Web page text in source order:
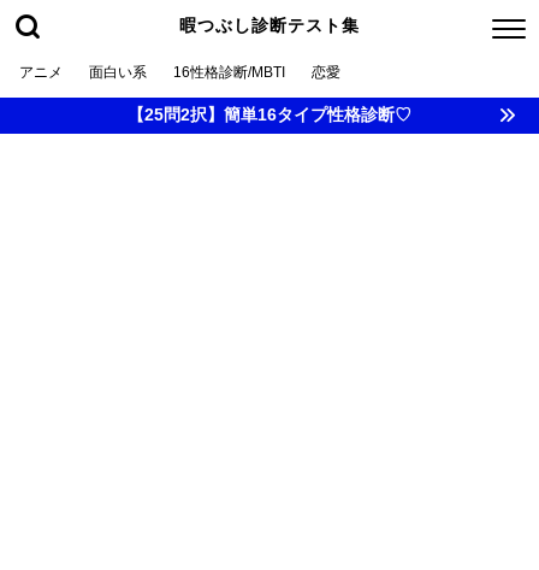
暇つぶし診断テスト集
アニメ 面白い系 16性格診断/MBTI 恋愛
【25問2択】簡単16タイプ性格診断♡